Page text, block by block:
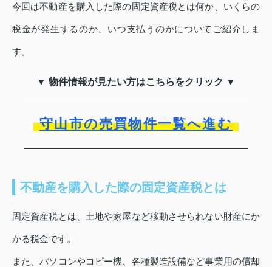
今回は不動産を購入した際の固定資産税とは何か、いくらの
税金が発生するのか、いつ支払うのかについてご紹介しま
す。
▼ 物件情報が見たい方はこちらをクリック ▼
守山市の売買物件一覧へ進む
不動産を購入した際の固定資産税とは
固定資産税とは、土地や家屋など移動させられない財産にか
かる税金です。
また、パソコンやコピー機、各種製造設備など事業用の償却